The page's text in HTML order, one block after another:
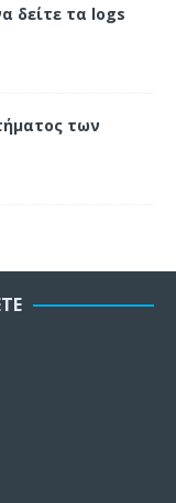
δείτε τα logs
των